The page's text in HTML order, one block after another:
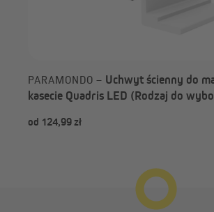
PARAMONDO – Uchwyt ścienny do
kasecie Quadris LED (Rodzaj do
od 124,99 zł